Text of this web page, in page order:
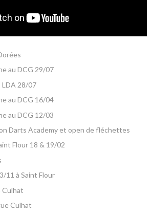
au DCG 29/07
LDA 28/07
au DCG 16/04
au DCG 12/03
Darts Academy et open de fléchettes
Flour 18 & 19/02
11 à Saint Flour
Culhat
Culhat